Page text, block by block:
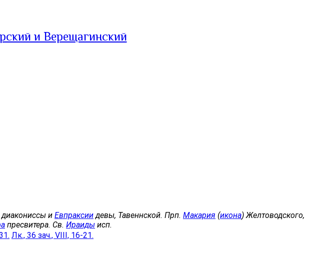
и Верещагинский
диакониссы и Евпраксии девы, Тавеннской. Прп. Макария (икона) Желтоводского,
пресвитера. Св. Ираиды исп.
Лк., 36 зач., VIII, 16-21.